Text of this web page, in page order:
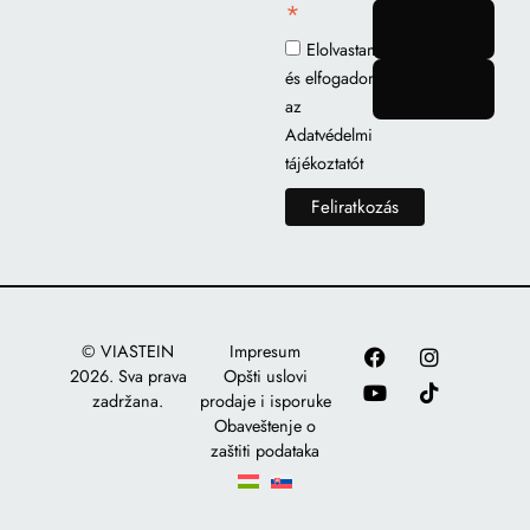
*
Elolvastam
és elfogadom
az
Adatvédelmi
tájékoztatót
© VIASTEIN
2026. Sva prava
zadržana.
Impresum
Opšti uslovi
prodaje i isporuke
Obaveštenje o
zaštiti podataka